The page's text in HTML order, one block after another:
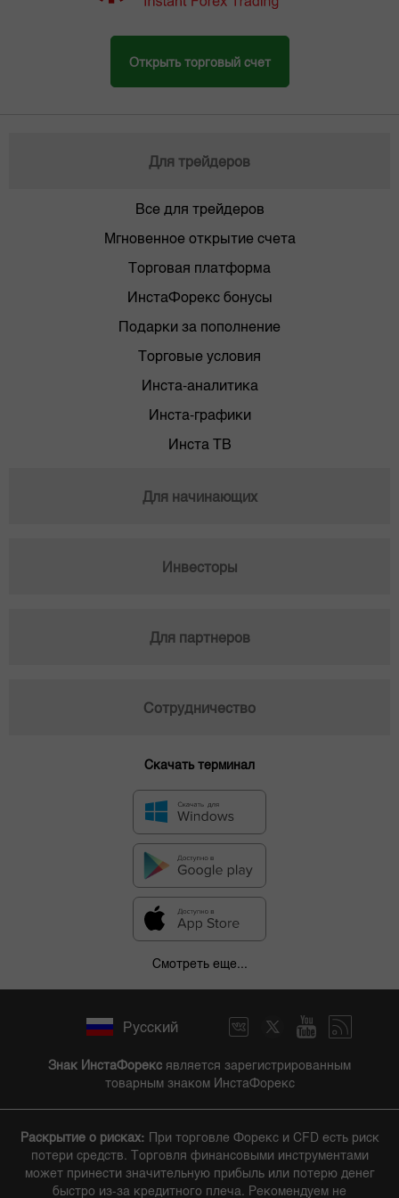
Открыть торговый счет
Для трейдеров
Все для трейдеров
Мгновенное открытие счета
Торговая платформа
ИнстаФорекс бонусы
Подарки за пополнение
Торговые условия
Инста-аналитика
Инста-графики
Инста ТВ
Для начинающих
Инвесторы
Для партнеров
Сотрудничество
Скачать терминал
Смотреть еще...
Русский
Знак ИнстаФорекс является зарегистрированным
товарным знаком ИнстаФорекс
Раскрытие о рисках: При торговле Форекс и CFD есть риск
потери средств. Торговля финансовыми инструментами
может принести значительную прибыль или потерю денег
быстро из-за кредитного плеча. Рекомендуем не